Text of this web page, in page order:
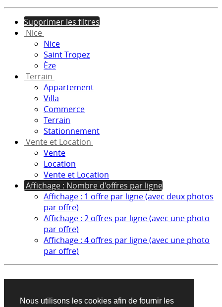
Nous utilisons les cookies afin de fournir les
Supprimer les filtres
Nice
Nice
Saint Tropez
Èze
Terrain
Appartement
Villa
Commerce
Terrain
Stationnement
Vente et Location
Vente
Location
Vente et Location
Affichage : Nombre d'offres par ligne
Affichage : 1 offre par ligne (avec deux photos
par offre)
Affichage : 2 offres par ligne (avec une photo
par offre)
Affichage : 4 offres par ligne (avec une photo
par offre)